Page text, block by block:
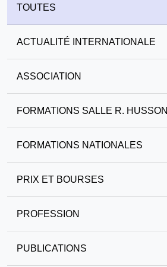
TOUTES
ACTUALITÉ INTERNATIONALE
ASSOCIATION
FORMATIONS SALLE R. HUSSON
FORMATIONS NATIONALES
PRIX ET BOURSES
PROFESSION
PUBLICATIONS